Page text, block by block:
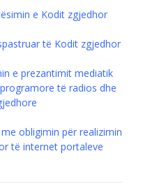
e Kodit zgjedhor
të Kodit zgjedhor
e prezantimit mediatik
të radios dhe
obligimin për realizimin
të internet portaleve